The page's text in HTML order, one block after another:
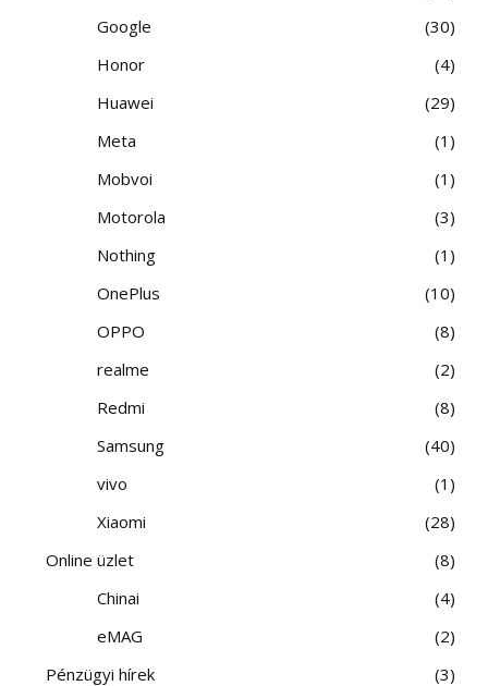
Google
30
Honor
4
Huawei
29
Meta
1
Mobvoi
1
Motorola
3
Nothing
1
OnePlus
10
OPPO
8
realme
2
Redmi
8
Samsung
40
vivo
1
Xiaomi
28
Online üzlet
8
Chinai
4
eMAG
2
Pénzügyi hírek
3